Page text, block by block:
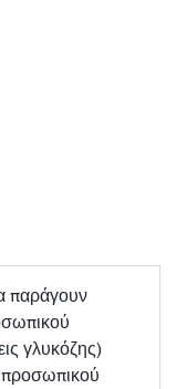
παράγουν
γλυκόζης)